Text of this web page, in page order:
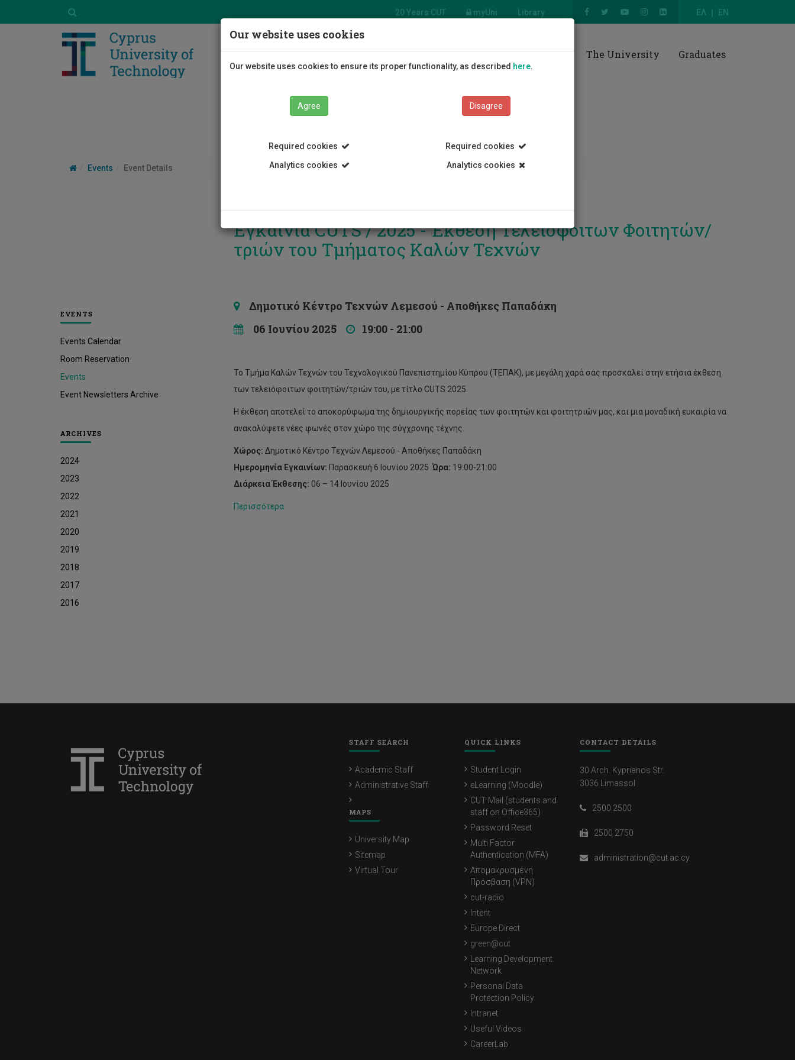
ΕΛ EN
20 Years CUT myUni Library
Students Education Research The University Graduates
Events Event Details
EVENTS
Events Calendar
Room Reservation
Events
Event Newsletters Archive
ARCHIVES
2024
2023
2022
2021
2020
2019
2018
2017
2016
Εγκαίνια CUTS / 2025 - Έκθεση Τελειόφοιτων Φοιτητών/
τριών του Τμήματος Καλών Τεχνών
Δημοτικό Κέντρο Τεχνών Λεμεσού - Αποθήκες Παπαδάκη
06 Ιουνίου 2025
19:00 - 21:00
Το Τμήμα Καλών Τεχνών του Τεχνολογικού Πανεπιστημίου Κύπρου (ΤΕΠΑΚ), με μεγάλη χαρά σας προσκαλεί στην ετήσια έκθεση
των τελειόφοιτων φοιτητών/τριών του, με τίτλο CUTS 2025.
Η έκθεση αποτελεί το αποκορύφωμα της δημιουργικής πορείας των φοιτητών και φοιτητριών μας, και μια μοναδική ευκαιρία να
ανακαλύψετε νέες φωνές στον χώρο της σύγχρονης τέχνης.
Χώρος: Δημοτικό Κέντρο Τεχνών Λεμεσού - Αποθήκες Παπαδάκη
Ημερομηνία Εγκαινίων: Παρασκευή 6 Ιουνίου 2025Ώρα: 19:00-21:00
Διάρκεια Έκθεσης: 06 – 14 Ιουνίου 2025
Περισσότερα
STAFF SEARCH
Academic Staff
Administrative Staff
MAPS
University Map
Sitemap
Virtual Tour
QUICK LINKS
Student Login
eLearning (Moodle)
CUT Mail (students and
staff on Office365)
Password Reset
Multi Factor
Authentication (MFA)
Απομακρυσμένη
Πρόσβαση (VPN)
cut-radio
Intent
Europe Direct
green@cut
Learning Development
Network
Personal Data
Protection Policy
Intranet
Useful Videos
CareerLab
CONTACT DETAILS
30 Arch. Kyprianos Str.
3036 Limassol
2500 2500
2500 2750
administration@cut.ac.cy
Our website uses cookies
Our website uses cookies to ensure its proper functionality, as described here.
Agree
Required cookies
Analytics cookies
Disagree
Required cookies
Analytics cookies